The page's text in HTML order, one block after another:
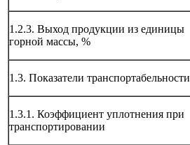
1.2.3. Выход продукции из единицы
горной массы, %
1.3. Показатели транспортабельности
1.3.1. Коэффициент уплотнения при
транспортировании